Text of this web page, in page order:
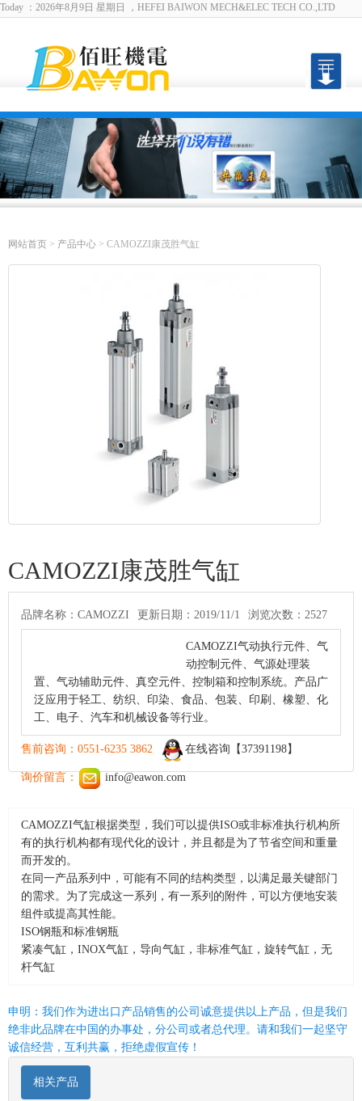
Today ：2026年8月9日 星期日 ，HEFEI BAIWON MECH&ELEC TECH CO.,LTD
网站首页 > 产品中心 > CAMOZZI康茂胜气缸
CAMOZZI康茂胜气缸
品牌名称：CAMOZZI 更新日期：2019/11/1 浏览次数：2527
CAMOZZI气动执行元件、气
动控制元件、气源处理装
置、气动辅助元件、真空元件、控制箱和控制系统。产品广
泛应用于轻工、纺织、印染、食品、包装、印刷、橡塑、化
工、电子、汽车和机械设备等行业。
售前咨询：0551-6235 3862 在线咨询【37391198】
询价留言： info@eawon.com
CAMOZZI气缸根据类型，我们可以提供ISO或非标准执行机构所
有的执行机构都有现代化的设计，并且都是为了节省空间和重量
而开发的。
在同一产品系列中，可能有不同的结构类型，以满足最关键部门
的需求。为了完成这一系列，有一系列的附件，可以方便地安装
组件或提高其性能。
ISO钢瓶和标准钢瓶
紧凑气缸，INOX气缸，导向气缸，非标准气缸，旋转气缸，无
杆气缸
申明：我们作为进出口产品销售的公司诚意提供以上产品，但是我们
绝非此品牌在中国的办事处，分公司或者总代理。请和我们一起坚守
诚信经营，互利共赢，拒绝虚假宣传！
相关产品